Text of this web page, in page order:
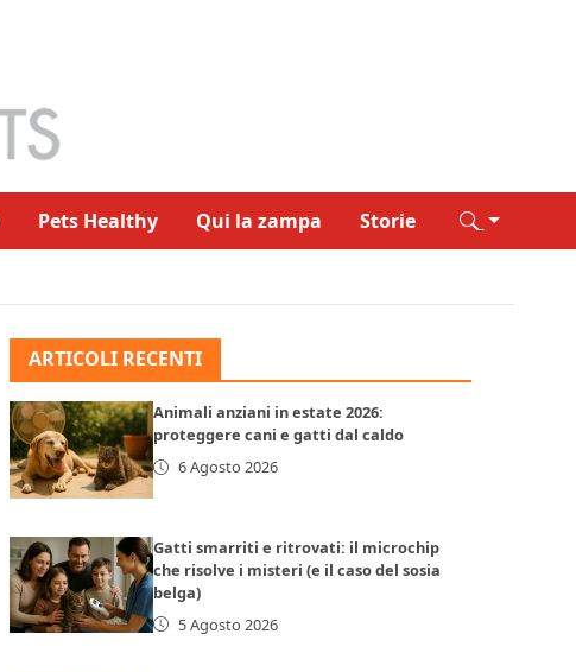
Pets Healthy Qui la zampa Storie
ARTICOLI RECENTI
Animali anziani in estate 2026:
proteggere cani e gatti dal caldo
6 Agosto 2026
Gatti smarriti e ritrovati: il microchip
che risolve i misteri (e il caso del sosia
belga)
5 Agosto 2026